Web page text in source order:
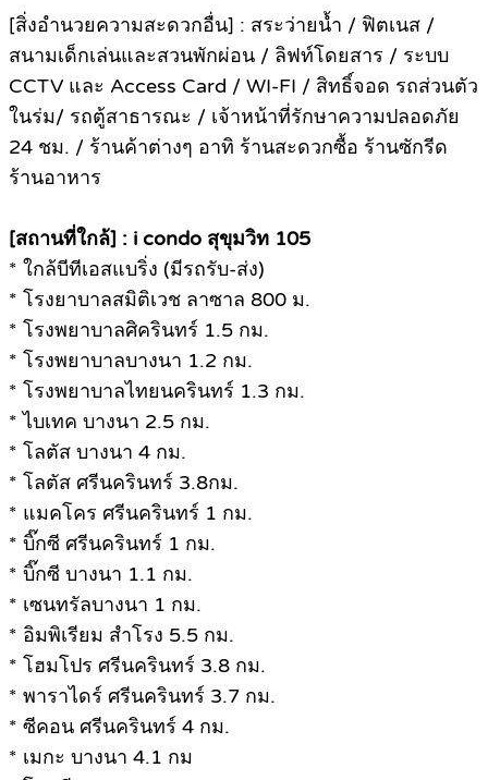
[สิ่งอำนวยความสะดวกอื่น] : สระว่ายน้ำ / ฟิตเนส /
สนามเด็กเล่นและสวนพักผ่อน / ลิฟท์โดยสาร / ระบบ
CCTV และ Access Card / WI-FI / สิทธิ์จอด รถส่วนตัว
ในร่ม/ รถตู้สาธารณะ / เจ้าหน้าที่รักษาความปลอดภัย
24 ชม. / ร้านค้าต่างๆ อาทิ ร้านสะดวกซื้อ ร้านซักรีด
ร้านอาหาร
[สถานที่ใกล้] : i condo สุขุมวิท 105
* ใกล้บีทีเอสแบริ่ง (มีรถรับ-ส่ง)
* โรงยาบาลสมิติเวช ลาซาล 800 ม.
* โรงพยาบาลศิครินทร์ 1.5 กม.
* โรงพยาบาลบางนา 1.2 กม.
* โรงพยาบาลไทยนครินทร์ 1.3 กม.
* ไบเทค บางนา 2.5 กม.
* โลตัส บางนา 4 กม.
* โลตัส ศรีนครินทร์ 3.8กม.
* แมคโคร ศรีนครินทร์ 1 กม.
* บิ๊กซี ศรีนครินทร์ 1 กม.
* บิ๊กซี บางนา 1.1 กม.
* เซนทรัลบางนา 1 กม.
* อิมพิเรียม สำโรง 5.5 กม.
* โฮมโปร ศรีนครินทร์ 3.8 กม.
* พาราไดร์ ศรีนครินทร์ 3.7 กม.
* ซีคอน ศรีนครินทร์ 4 กม.
* เมกะ บางนา 4.1 กม